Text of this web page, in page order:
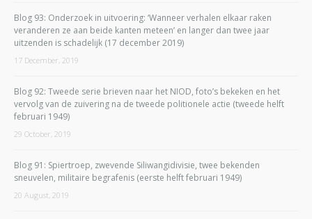
Blog 93: Onderzoek in uitvoering: ‘Wanneer verhalen elkaar raken
veranderen ze aan beide kanten meteen’ en langer dan twee jaar
uitzenden is schadelijk (17 december 2019)
17 December, 2019
Blog 92: Tweede serie brieven naar het NIOD, foto’s bekeken en het
vervolg van de zuivering na de tweede politionele actie (tweede helft
februari 1949)
29 October, 2019
Blog 91: Spiertroep, zwevende Siliwangidivisie, twee bekenden
sneuvelen, militaire begrafenis (eerste helft februari 1949)
20 August, 2019